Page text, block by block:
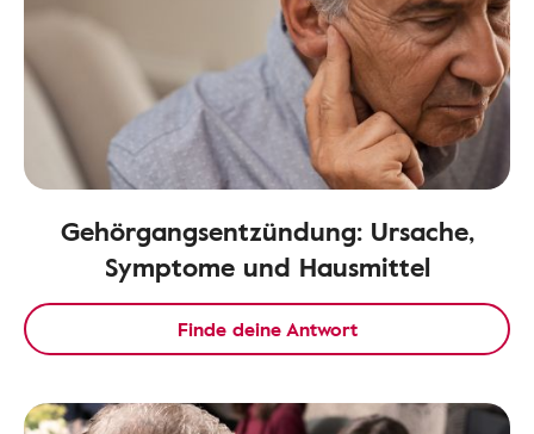
Gehörgangsentzündung: Ursache,
Symptome und Hausmittel
Finde deine Antwort